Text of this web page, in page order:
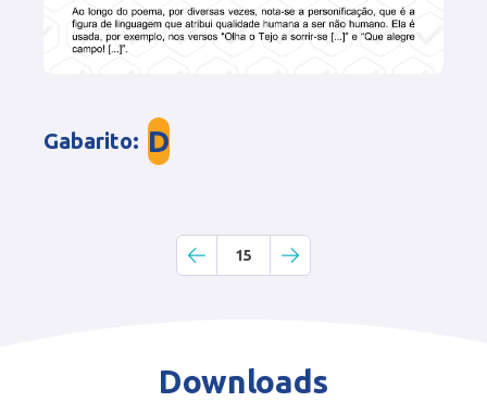
Gabarito: D
15
Downloads